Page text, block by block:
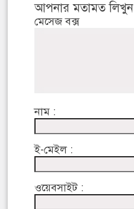
আপনার মতামত লিখুন
মেসেজ বক্স
নাম :
ই-মেইল :
ওয়েবসাইট :